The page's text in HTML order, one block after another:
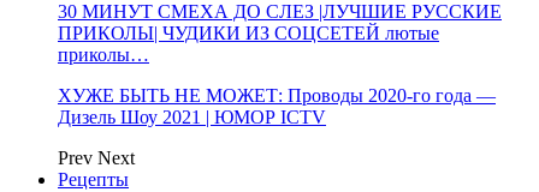
30 МИНУТ СМЕХА ДО СЛЕЗ |ЛУЧШИЕ РУССКИЕ
ПРИКОЛЫ| ЧУДИКИ ИЗ СОЦСЕТЕЙ лютые
приколы…
ХУЖЕ БЫТЬ НЕ МОЖЕТ: Проводы 2020-го года —
Дизель Шоу 2021 | ЮМОР ICTV
Prev Next
Рецепты